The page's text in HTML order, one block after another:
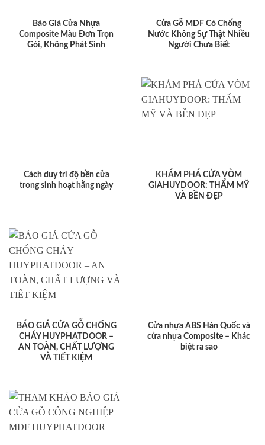
Báo Giá Cửa Nhựa
Composite Màu Đơn Trọn
Gói, Không Phát Sinh
Cửa Gỗ MDF Có Chống
Nước Không Sự Thật Nhiều
Người Chưa Biết
Cách duy trì độ bền cửa
trong sinh hoạt hằng ngày
KHÁM PHÁ CỬA VÒM
GIAHUYDOOR: THẨM MỸ
VÀ BỀN ĐẸP
BÁO GIÁ CỬA GỖ CHỐNG
CHÁY HUYPHATDOOR –
AN TOÀN, CHẤT LƯỢNG
VÀ TIẾT KIỆM
Cửa nhựa ABS Hàn Quốc và
cửa nhựa Composite – Khác
biệt ra sao